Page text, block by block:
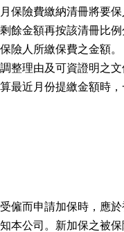
保險費繳納清冊將要
餘金額再按該清冊比
險人所繳保費之金額。
整理由及可資證明之
最近月份提繳金額時
僱而申請加保時，應
本公司。新加保之被